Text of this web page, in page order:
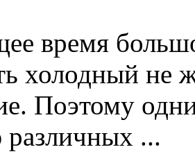
время
холодный не
Поэтому
...